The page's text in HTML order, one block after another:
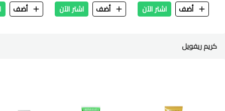
أضف
اشتر الآن
أضف
اشتر الآن
أضف
كريم ريفويل